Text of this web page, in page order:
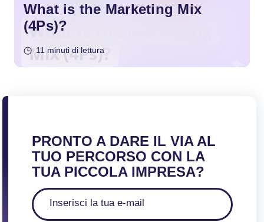
What is the Marketing Mix
(4Ps)?
11 minuti di lettura
PRONTO A DARE IL VIA AL
TUO PERCORSO CON LA
TUA PICCOLA IMPRESA?